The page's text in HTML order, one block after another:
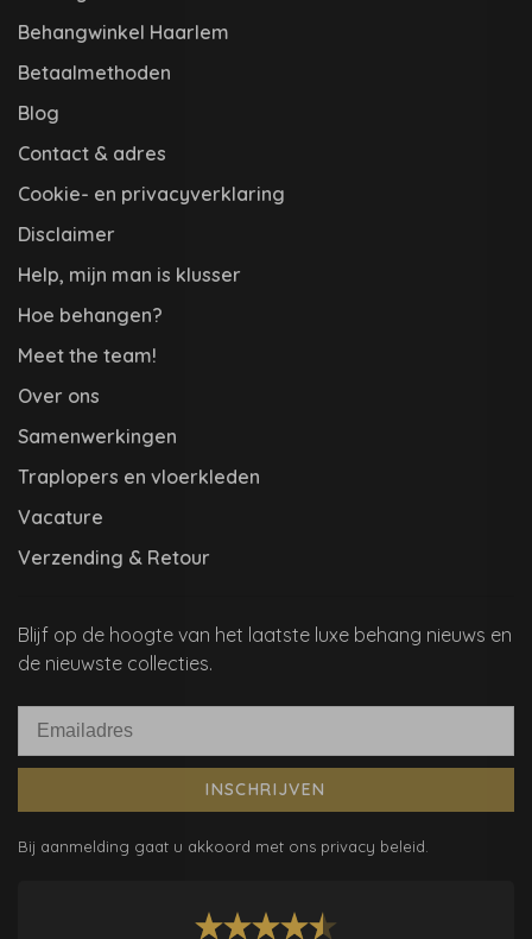
Behangwinkel Haarlem
Betaalmethoden
Blog
Contact & adres
Cookie- en privacyverklaring
Disclaimer
Help, mijn man is klusser
Hoe behangen?
Meet the team!
Over ons
Samenwerkingen
Traplopers en vloerkleden
Vacature
Verzending & Retour
Blijf op de hoogte van het laatste luxe behang nieuws en
de nieuwste collecties.
INSCHRIJVEN
Bij aanmelding gaat u akkoord met ons privacy beleid.